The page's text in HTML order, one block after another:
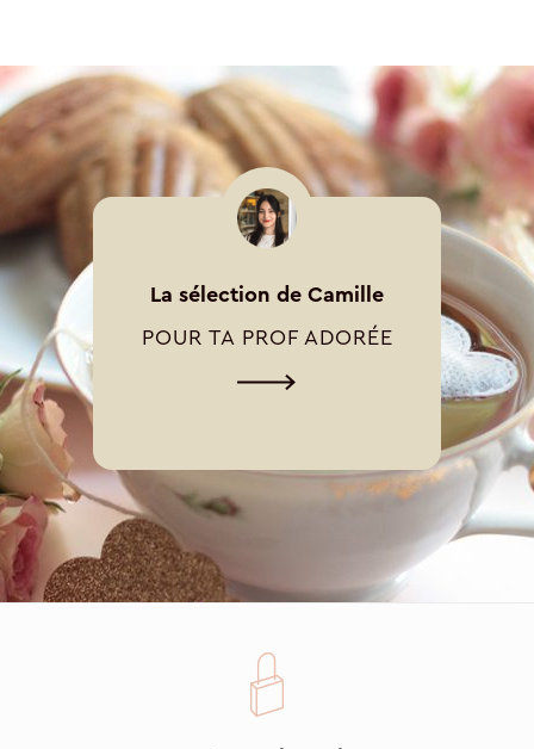
La sélection de Camille
POUR TA PROF ADORÉE